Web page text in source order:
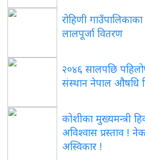
रोहिणी
लालपूर्जा वितरण
२०४६ सालपछि
संस्थान नेपाल औषधि
कोशीका मुख्यमन्त्री
अविश्वास प्रस्ताव !
अस्विकार !